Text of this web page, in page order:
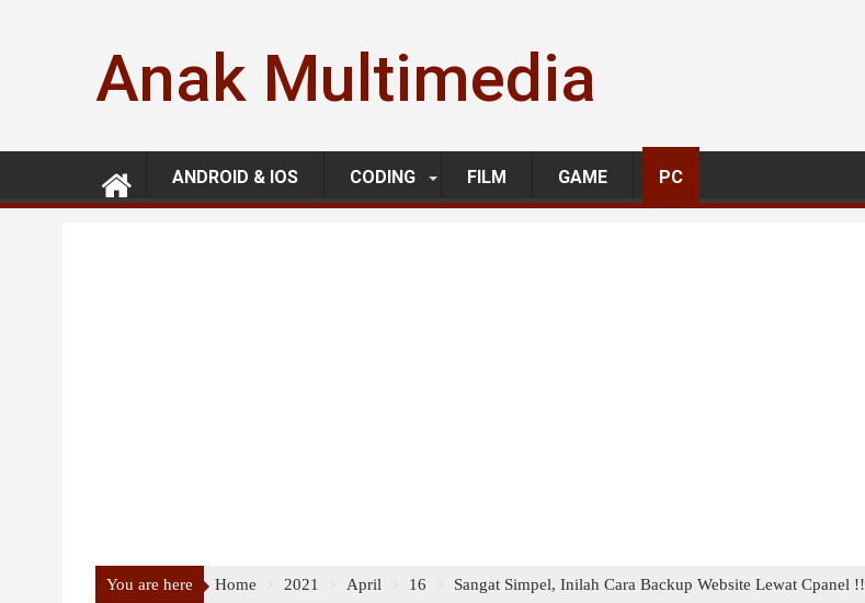
Anak Multimedia
ANDROID & IOS CODING FILM GAME PC
You are here Home 2021 April 16 Sangat Simpel, Inilah Cara Backup Website Lewat Cpanel !!